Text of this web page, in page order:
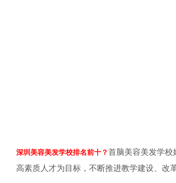
深圳美容美发学校排名前十？首脑美容美发学校
高素质人才为目标，不断推进教学建设、改